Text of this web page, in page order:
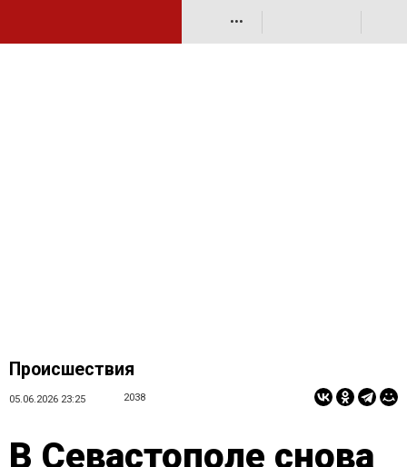
•••
Происшествия
05.06.2026 23:25 2038
В Севастополе снова